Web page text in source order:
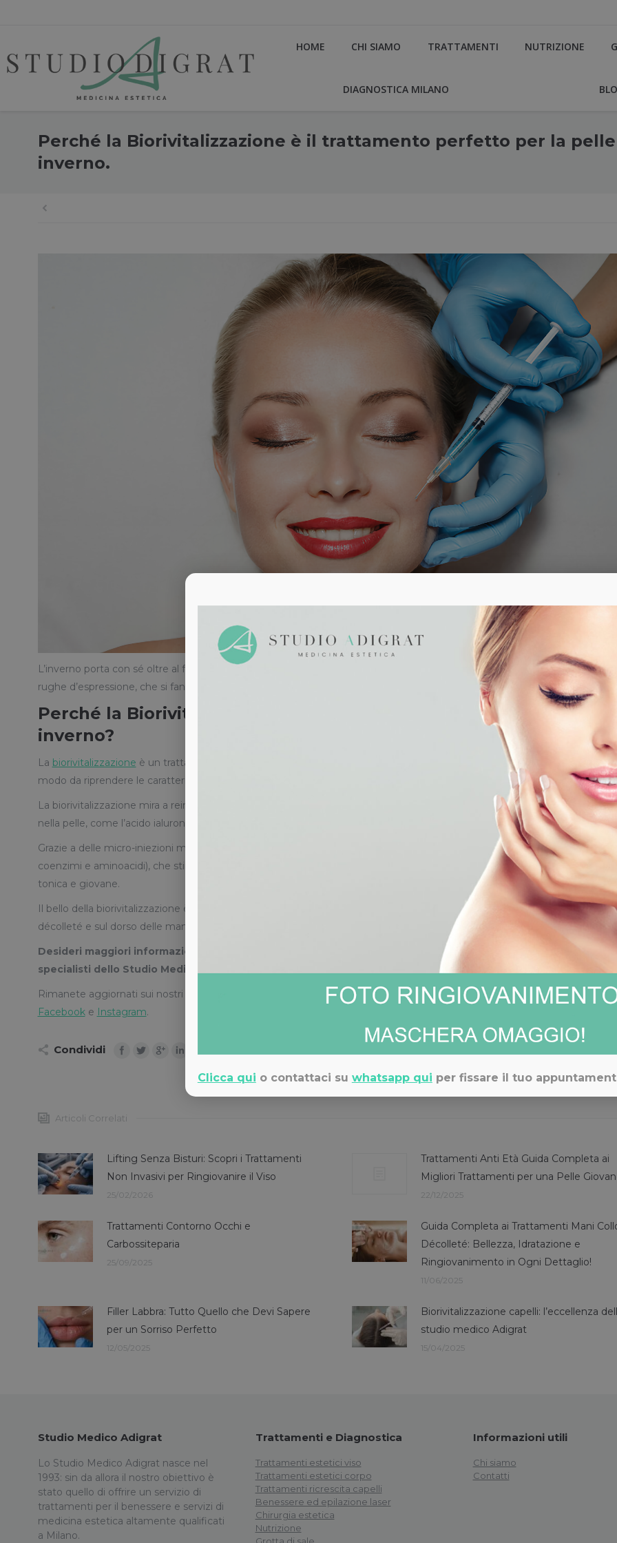
HOME CHI SIAMO TRATTAMENTI NUTRIZIONE
DIAGNOSTICA MILANO
Perché la Biorivitalizzazione è il trattamento perfetto per la
inverno.
L’inverno porta con sé oltre al freddo anche potenziali danni alla nostra pelle: secchezza, disidratazione, rossore, pelle
rughe d’espressione, che si fanno sempre più marcate.
Perché la Biorivitalizzazione è il trattamento perfetto per la
inverno?
La biorivitalizzazione è un trattamento di medicina estetica che ha come scopo quello di stimolare le cellule della pelle in
modo da riprendere le caratteristiche e la vitalità di quando erano più giovani.
La biorivitalizzazione mira a reintegrare le sostanze che il nostro organismo non è in grado di produrre in quantità
nella pelle, come l’acido ialuronico ed alcuni aminoacidi precursori di elastina e collagene.
Grazie a delle micro-iniezioni mirate si fanno delle micro-infiltrazioni di acido ialuronico (ma anche minerali, oligoelementi,
coenzimi e aminoacidi), che stimola il tessuto a produrre collagene ed elastina, le quali porteranno la pelle ad apparire più
tonica e giovane.
Il bello della biorivitalizzazione è che è un trattamento perfetto da fare tutto l’anno, e può essere fatto anche su collo,
décolleté e sul dorso delle mani!
Desideri maggiori informazioni sui trattamenti di medicina estetica e sulla biorivitalizzazione?Chiamaci : i
specialisti dello Studio Medico Adigrat di Milano sono a tua disposizione.
Rimanete aggiornati sui nostri trattamenti di medicina estetica e sulle nostre promozioni: seguiteci nelle nostre pagine
Facebooke Instagram.
Condividi
Articoli Correlati
Lifting Senza Bisturi: Scopri i Trattamenti
Non Invasivi per Ringiovanire il Viso
25/02/2026
Trattamenti Anti Età Guida Completa ai
Migliori Trattamenti per una Pelle
22/12/2025
Trattamenti Contorno Occhi e
Carbossiteparia
25/09/2025
Guida Completa ai Trattamenti Mani
Décolleté: Bellezza, Idratazione e
Ringiovanimento in Ogni Dettaglio!
11/06/2025
Filler Labbra: Tutto Quello che Devi Sapere
per un Sorriso Perfetto
12/05/2025
Biorivitalizzazione capelli: l’eccellenza
studio medico Adigrat
15/04/2025
Studio Medico Adigrat
Lo Studio Medico Adigrat nasce nel
1993: sin da allora il nostro obiettivo è
stato quello di offrire un servizio di
trattamenti per il benessere e servizi di
medicina estetica altamente qualificati
a Milano.
Trattamenti e Diagnostica
Trattamenti estetici viso
Trattamenti estetici corpo
Trattamenti ricrescita capelli
Benessere ed epilazione laser
Chirurgia estetica
Nutrizione
Grotta di sale
Informazioni utili
Chi siamo
Contatti
Clicca qui o contattaci su whatsapp qui per fissare il tuo